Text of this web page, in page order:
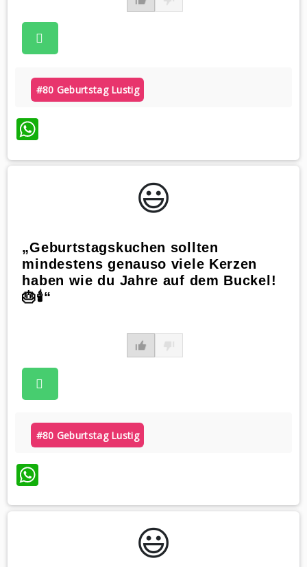
#80 Geburtstag Lustig
WhatsApp
😃️
„Geburtstagskuchen sollten
mindestens genauso viele Kerzen
haben wie du Jahre auf dem Buckel!
🎂🕯️“
#80 Geburtstag Lustig
WhatsApp
😃️